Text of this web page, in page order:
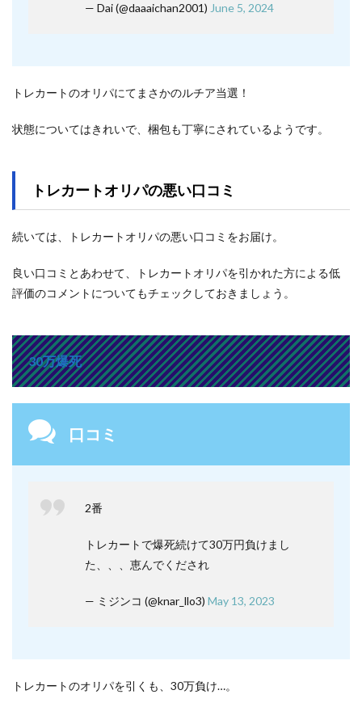
— Dai (@daaaichan2001) June 5, 2024
トレカートのオリパにてまさかのルチア当選！
状態についてはきれいで、梱包も丁寧にされているようです。
トレカートオリパの悪い口コミ
続いては、トレカートオリパの悪い口コミをお届け。
良い口コミとあわせて、トレカートオリパを引かれた方による低
評価のコメントについてもチェックしておきましょう。
30万爆死
口コミ
2番
トレカートで爆死続けて30万円負けまし
た、、、恵んでくだされ
— ミジンコ (@knar_llo3) May 13, 2023
トレカートのオリパを引くも、30万負け…。